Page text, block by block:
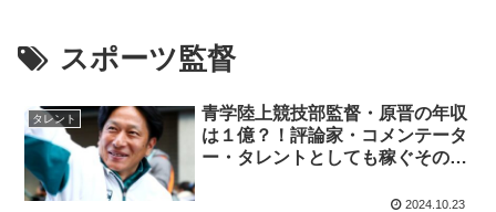
スポーツ監督
タレント
青学陸上競技部監督・原晋の年収
は１億？！評論家・コメンテータ
ー・タレントとしても稼ぐその収
2024.10.23